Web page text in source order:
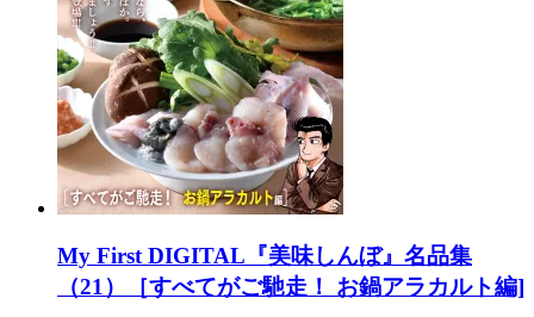
My First DIGITAL『美味しんぼ』名品集
（21）［すべてがご馳走！ お鍋アラカルト編]